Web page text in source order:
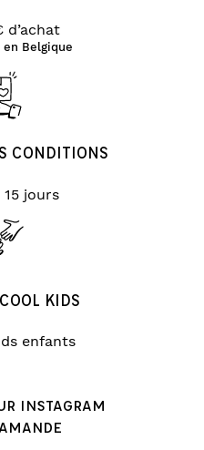
d’achat
Belgique
CONDITIONS
15 jours
KIDS
enfants
INSTAGRAM